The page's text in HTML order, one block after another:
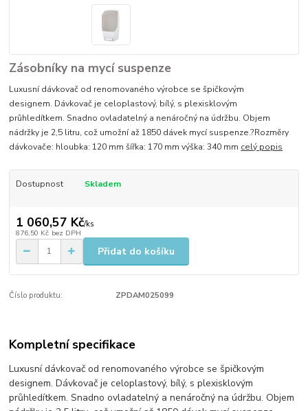
Zásobníky na mycí suspenze
Luxusní dávkovač od renomovaného výrobce se špičkovým
designem. Dávkovač je celoplastový, bílý, s plexisklovým
průhledítkem. Snadno ovladatelný a nenáročný na údržbu. Objem
nádržky je 2,5 litru, což umožní až 1850 dávek mycí suspenze.?Rozměry
dávkovače: hloubka: 120 mm šířka: 170 mm výška: 340 mm celý popis
Dostupnost Skladem
1 060,57 Kč/ks
876,50 Kč bez DPH
Přidat do košíku
Číslo produktu: ZPDAM025099
Kompletní specifikace
Luxusní dávkovač od renomovaného výrobce se špičkovým
designem. Dávkovač je celoplastový, bílý, s plexisklovým
průhledítkem. Snadno ovladatelný a nenáročný na údržbu. Objem